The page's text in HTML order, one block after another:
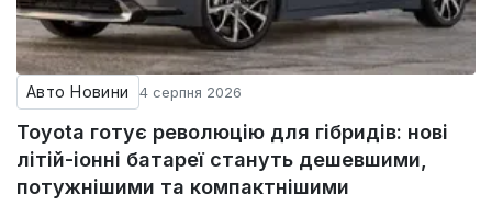
Авто Новини 4 серпня 2026
Toyota готує революцію для гібридів: нові
літій-іонні батареї стануть дешевшими,
потужнішими та компактнішими